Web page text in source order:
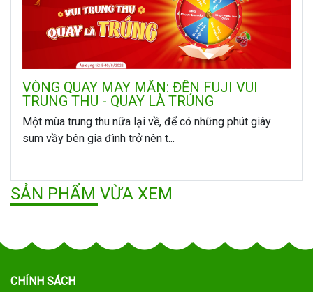
VÒNG QUAY MAY MẮN: ĐẾN FUJI VUI
TRUNG THU - QUAY LÀ TRÚNG
Một mùa trung thu nữa lại về, để có những phút giây
sum vầy bên gia đình trở nên t...
SẢN PHẨM VỪA XEM
CHÍNH SÁCH